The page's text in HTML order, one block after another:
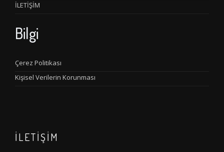
İLETİŞİM
Bilgi
Çerez Politikası
Kişisel Verilerin Korunması
İLETİŞİM